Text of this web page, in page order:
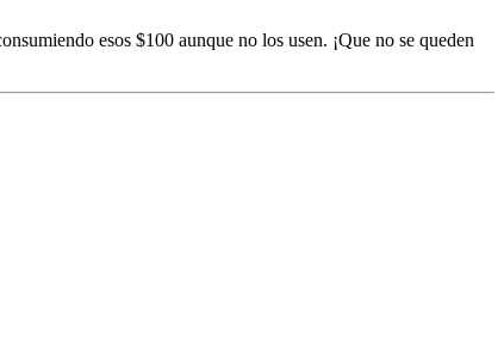
esos $100 aunque no los usen. ¡Que no se queden